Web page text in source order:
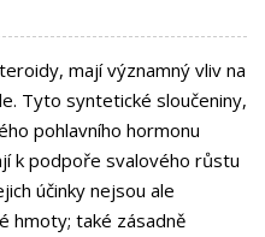
mají významný vliv na
Tyto syntetické sloučeniny,
pohlavního hormonu
k podpoře svalového růstu
účinky nejsou ale
hmoty; také zásadně